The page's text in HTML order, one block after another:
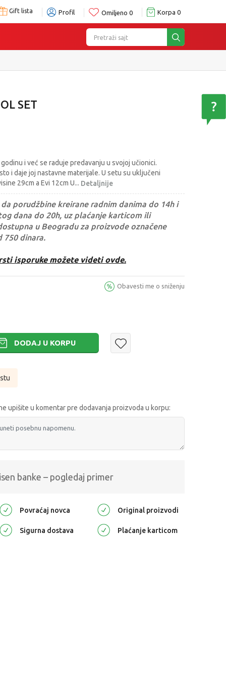
Gift lista Profil Omiljeno 0 Korpa 0
Pretraži sajt
SET
i već se raduje predavanju u svojoj učionici.
i daje joj nastavne materijale. U setu su uključeni
29cm a Evi 12cm U... Detaljnije
porudžbine kreirane radnim danima do 14h i
dana do 20h, uz plaćanje karticom ili
u Beogradu za proizvode označene
750 dinara.
isporuke možete videti ovde.
Obavesti me o sniženju
DODAJ U KORPU
upišite u komentar pre dodavanja proizvoda u korpu:
banke – pogledaj primer
Povraćaj novca Original proizvodi
Sigurna dostava Plaćanje karticom